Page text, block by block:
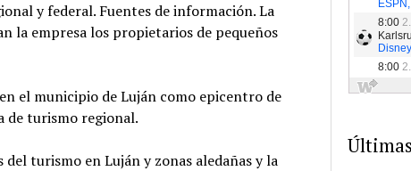
y federal. Fuentes de información. La
la empresa los propietarios de pequeños
el municipio de Luján como epicentro de
de turismo regional.
del turismo en Luján y zonas aledañas y la